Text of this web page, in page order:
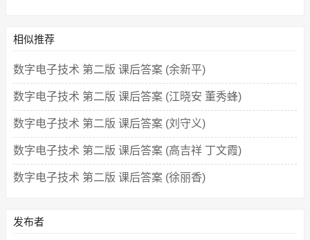
相似推荐
数字电子技术 第二版 课后答案 (余新平)
数字电子技术 第二版 课后答案 (江晓安 董秀蜂)
数字电子技术 第二版 课后答案 (刘守义)
数字电子技术 第二版 课后答案 (高吉祥 丁文霞)
数字电子技术 第二版 课后答案 (徐丽香)
发布者